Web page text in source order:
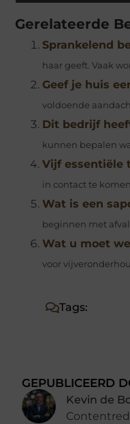
Gerelateerde
Sprankelend
haar geeft. Vaak
Geef je huis
voldoende
Dit bedrijf
kunnen bepalen
Vijf essentiële
in contact te
Wat is een
beginnen met
Wat u moet
voor
Tags:
GEPUBLICEERD
Kevin de